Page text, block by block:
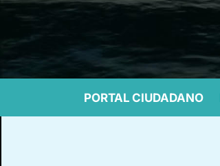
PORTAL CIUDADANO